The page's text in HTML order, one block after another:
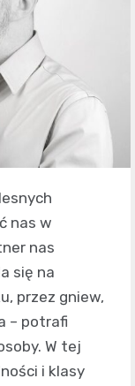
nas w
nas
się na
przez gniew,
– potrafi
W tej
i klasy